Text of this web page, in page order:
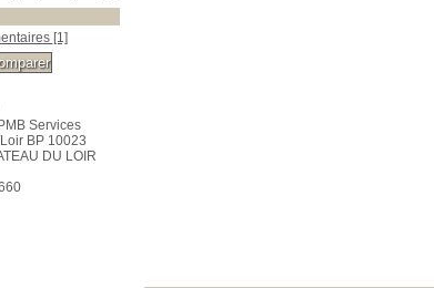
[1]
Services
BP 10023
DU LOIR